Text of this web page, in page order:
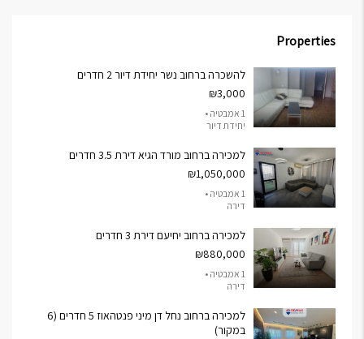
Properties
להשכרה ברחוב נשר יחידת דיור 2 חדרים
₪3,000
1 אמבטיה •
יחידת דיור
למכירה ברחוב מורד הגיא דירת 3.5 חדרים
₪1,050,000
1 אמבטיה •
דירה
למכירה ברחוב יחיעם דירת 3 חדרים
₪880,000
1 אמבטיה •
דירה
למכירה ברחוב נחל דן מיני פנטהאוז 5 חדרים (6
במקור)